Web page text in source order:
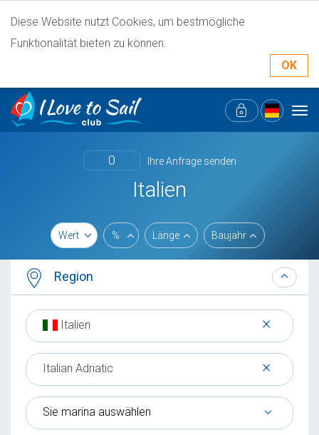
Diese Website nutzt Cookies, um bestmögliche
Funktionalität bieten zu können.
OK
0 Ihre Anfrage senden
Italien
Wert % Länge Baujahr
Region
×
Italien
×
Italian Adriatic
Sie marina auswählen